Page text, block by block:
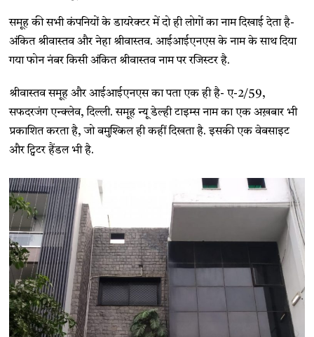
समूह की सभी कंपनियों के डायरेक्टर में दो ही लोगों का नाम दिखाई देता है-
अंकित श्रीवास्तव और नेहा श्रीवास्तव. आईआईएनएस के नाम के साथ दिया
गया फोन नंबर किसी अंकित श्रीवास्तव नाम पर रजिस्टर है.
श्रीवास्तव समूह और आईआईएनएस का पता एक ही है- ए-2/59,
सफदरजंग एन्क्लेव, दिल्ली. समूह न्यू डेल्ही टाइम्स नाम का एक अख़बार भी
प्रकाशित करता है, जो बमुश्किल ही कहीं दिखता है. इसकी एक वेबसाइट
और ट्विटर हैंडल भी है.